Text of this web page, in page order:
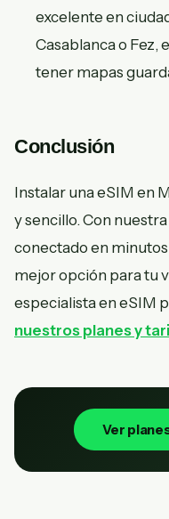
excelente en
Casablanca o Fez,
tener mapas
Conclusión
Instalar una eSIM en
y sencillo. Con
conectado en
mejor opción para tu
especialista en eSIM
nuestros planes y
Ver